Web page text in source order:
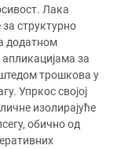
Лака
структурно
додатном
за
трошкова у
Упркос својој
изолирајуће
обично од